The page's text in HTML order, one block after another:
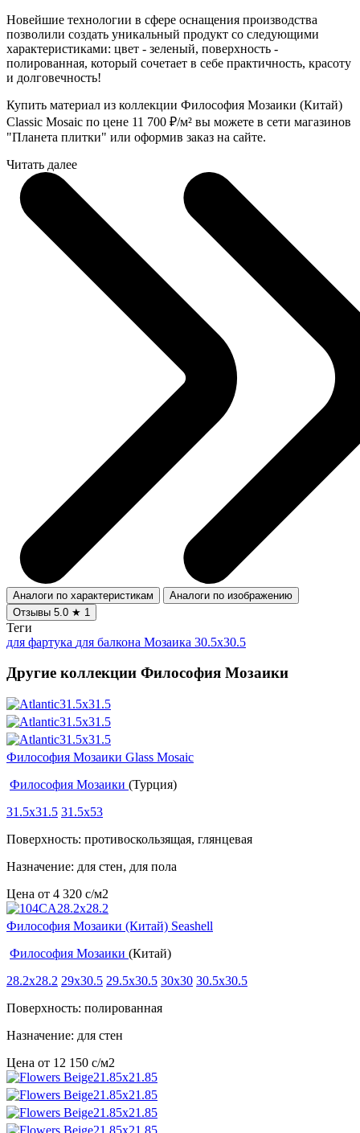
Новейшие технологии в сфере оснащения производства
позволили создать уникальный продукт со следующими
характеристиками: цвет - зеленый, поверхность -
полированная, который сочетает в себе практичность, красоту
и долговечность!
Купить материал из коллекции Философия Мозаики (Китай)
Classic Mosaic по цене 11 700 ₽/м² вы можете в сети магазинов
"Планета плитки" или оформив заказ на сайте.
Читать далее
Аналоги по характеристикам
Аналоги по изображению
Отзывы 5.0 ★ 1
Теги
для фартука для балкона Мозаика 30.5x30.5
Другие коллекции Философия Мозаики
Философия Мозаики Glass Mosaic
Философия Мозаики (Турция)
31.5x31.5 31.5x53
Поверхность: противоскользящая, глянцевая
Назначение: для стен, для пола
Цена от 4 320 c/м2
Философия Мозаики (Китай) Seashell
Философия Мозаики (Китай)
28.2x28.2 29x30.5 29.5x30.5 30x30 30.5x30.5
Поверхность: полированная
Назначение: для стен
Цена от 12 150 c/м2